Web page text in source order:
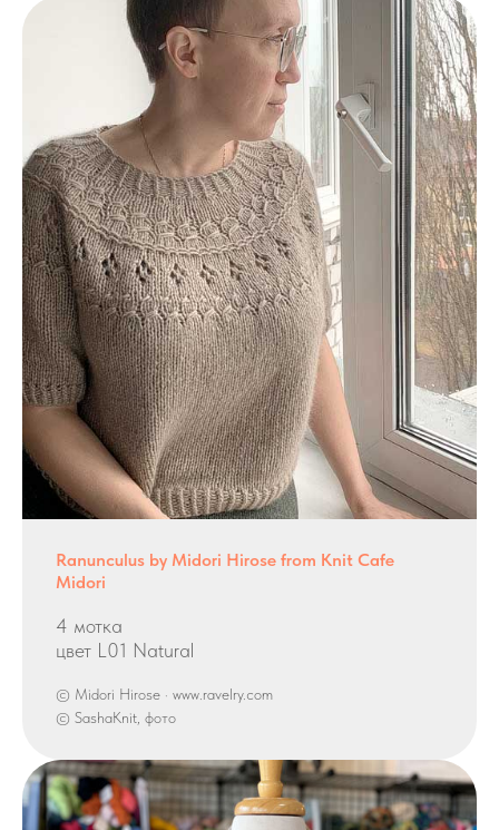
Ranunculus by Midori Hirose from Knit Cafe
Midori
4 мотка
цвет L01 Natural
© Midori Hirose · www.ravelry.com
© SashaKnit, фото